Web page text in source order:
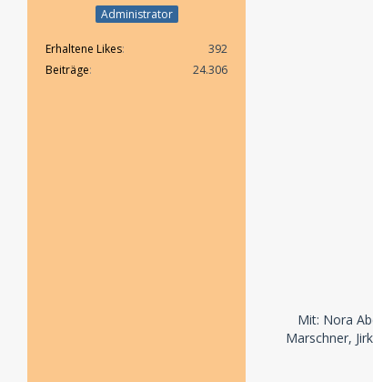
Administrator
Erhaltene Likes
392
Beiträge
24.306
Mit: Nora
Marschner,